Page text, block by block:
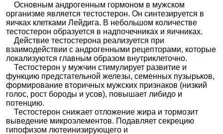
Основным андрогенным гормоном в мужском
организме является тестостерон. Он синтезируется в
яичках клетками Лейдига. В небольшом количестве
тестостерон образуется в надпочечниках и яичниках.
Действие тестостерона реализуется при
взаимодействии с андрогенными рецепторами, которые
локализуются главным образом внутриклеточно.
Тестостерон у мужчин стимулирует развитие и
функцию предстательной железы, семенных пузырьков,
формирование вторичных мужских признаков (низкий
голос, рост бороды и усов), повышает либидо и
потенцию.
Тестостерон снижает отложение жира и тормозит
выведение микроэлементов. Подавляет секрецию
гипофизом лютеинизирующего и